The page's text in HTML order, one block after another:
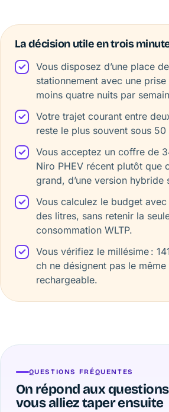
La décision utile en trois
Vous disposez d’une place de
stationnement avec une
moins quatre nuits par
Votre trajet courant entre
reste le plus souvent sous 50
Vous acceptez un coffre de
Niro PHEV récent plutôt que
grand, d’une version hybride
Vous calculez le budget
des litres, sans retenir la
consommation WLTP.
Vous vérifiez le millésime :
ch ne désignent pas le
rechargeable.
QUESTIONS FRÉQUENTES
On répond aux
vous alliez taper ensuite